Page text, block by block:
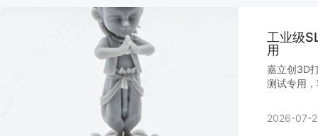
工业级
用
嘉立创3D
测试专用
2026-07-